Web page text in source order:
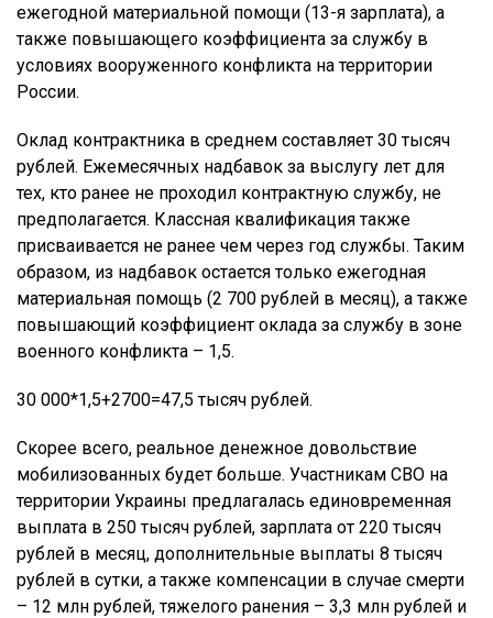
ежегодной материальной помощи (13-я зарплата), а
также повышающего коэффициента за службу в
условиях вооруженного конфликта на территории
России.
Оклад контрактника в среднем составляет 30 тысяч
рублей. Ежемесячных надбавок за выслугу лет для
тех, кто ранее не проходил контрактную службу, не
предполагается. Классная квалификация также
присваивается не ранее чем через год службы. Таким
образом, из надбавок остается только ежегодная
материальная помощь (2 700 рублей в месяц), а также
повышающий коэффициент оклада за службу в зоне
военного конфликта – 1,5.
30 000*1,5+2700=47,5 тысяч рублей.
Скорее всего, реальное денежное довольствие
мобилизованных будет больше. Участникам СВО на
территории Украины предлагалась единовременная
выплата в 250 тысяч рублей, зарплата от 220 тысяч
рублей в месяц, дополнительные выплаты 8 тысяч
рублей в сутки, а также компенсации в случае смерти
– 12 млн рублей, тяжелого ранения – 3,3 млн рублей и